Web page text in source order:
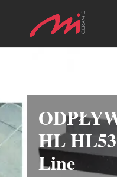
HL
Line